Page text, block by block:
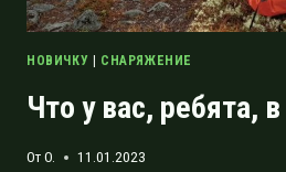
НОВИЧКУ | СНАРЯЖЕНИЕ
Что у вас, ребята,
ОтO. 11.01.2023